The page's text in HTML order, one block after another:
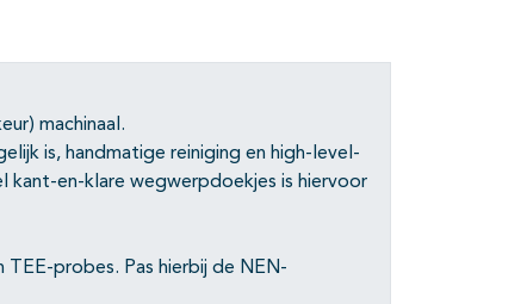
machinaal.
is, handmatige reiniging en high-level-
en-klare wegwerpdoekjes is hiervoor
probes. Pas hierbij de NEN-